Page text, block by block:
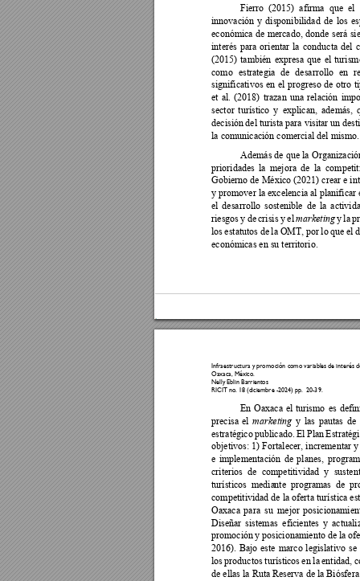
Fierro (2015) afirma que el
innovación y disponibilidad de los
económica de mercado, donde será
interés para orientar la conducta del
(2015) también expresa que el
como estrategia de desarrollo en
significativos en el progreso de otro
et al. (2018) trazan una relación
sector turístico y explican, además,
decisión del turista para visitar un de
la comunicación comercial del
Además de que la
prioridades la mejora de la
Gobierno de México (2021) crear e
y promover la excelencia al planificar
el desarrollo sostenible de la
riesgos y de crisis y el marketingy la
los estatutos dela OMT, por lo que el
económicas en su territorio.
Infraestructura y promoción como variables de interés
Oaxaca, México.
Nelly Eblin Barrientos
RICIT no. 18 (d iciembre -2024) pp.  20-39.
En Oaxaca el turismo es
precisa el marketing y las pautas de
estratégico publicado. El Plan
objetivos: 1) Fortalecer, incrementar
e implementación de planes,
criterios de competitividad y
turísticos mediante programas de
competitividad de la oferta turística
Oaxaca para su mejor posicionami
Diseñar sistemas eficientes y
promoción y posicionamiento de la
2016). Bajo este marco legislativo se
los productos turísticos en la entidad,
de ellas la Ruta Reserva de la